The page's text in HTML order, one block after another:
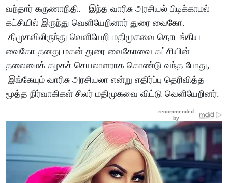
வந்தார் கருணாநிதி. இந்த வாரிசு அரசியல் பிடிக்காமல்
கட்சியில் இருந்து வெளியேறினார் துரை வைகோ.
திமுகவிலிருந்து வெளியேறி மதிமுகவை தொடங்கிய
வைகோ தனது மகன் துரை வைகோவை கட்சியின்
தலைமைக் கழகச் செயலாளராக கொண்டு வந்த போது,
இங்கேயும் வாரிசு அரசியலா என்று எதிர்ப்பு தெரிவித்த
மூத்த நிர்வாகிகள் சிலர் மதிமுகவை விட்டு வெளியேறினர்.